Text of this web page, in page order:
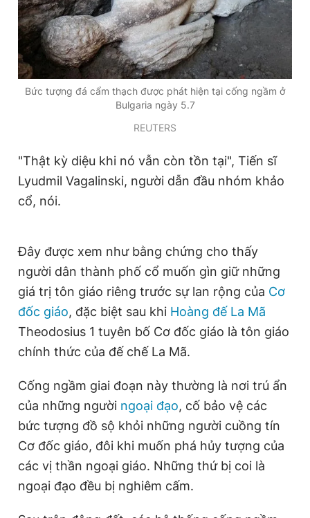
Đặt báo Quảng cáo RSS Tòa soạn Chính sách bảo
Tổng biên tập: Nguyễn Ngọc Toàn
Phó tổng biên tập thường trực: Hải Thành
Phó tổng biên tập: Lâm Hiếu Dũng
Phó tổng biên tập: Trần Việt Hưng
Tổng thư ký tòa soạn: Đức Trung
Giấy phép xuất bản số 110/GP - BTTTT cấp ngày 24.3.2020
chép dưới mọi hình thức nếu không có sự chấp thuận bằng văn
bản. Phát triển bởi ePi Technologies, JSC.
Bức tượng đá cẩm thạch được phát hiện tại cống ngầm ở
Bulgaria ngày 5.7
REUTERS
"Thật kỳ diệu khi nó vẫn còn tồn tại", Tiến sĩ
Lyudmil Vagalinski, người dẫn đầu nhóm khảo
cổ, nói.
Đây được xem như bằng chứng cho thấy
người dân thành phố cổ muốn gìn giữ những
giá trị tôn giáo riêng trước sự lan rộng của Cơ
đốc giáo, đặc biệt sau khi Hoàng đế La Mã
Theodosius 1 tuyên bố Cơ đốc giáo là tôn giáo
chính thức của đế chế La Mã.
Cống ngầm giai đoạn này thường là nơi trú ẩn
của những người ngoại đạo, cố bảo vệ các
bức tượng đồ sộ khỏi những người cuồng tín
Cơ đốc giáo, đôi khi muốn phá hủy tượng của
các vị thần ngoại giáo. Những thứ bị coi là
ngoại đạo đều bị nghiêm cấm.